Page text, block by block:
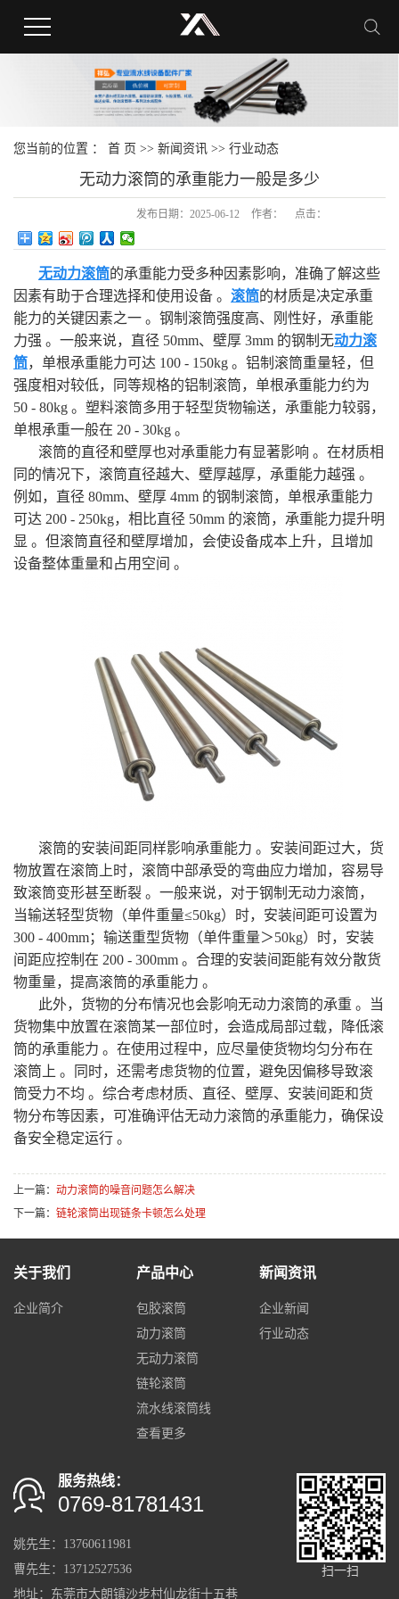
您当前的位置 ： 首 页 >> 新闻资讯 >> 行业动态
无动力滚筒的承重能力一般是多少
发布日期： 2025-06-12 作者： 点击：
无动力滚筒的承重能力受多种因素影响，准确了解这些
因素有助于合理选择和使用设备 。 滚筒的材质是决定承重
能力的关键因素之一 。钢制滚筒强度高、刚性好，承重能
力强 。一般来说，直径 50mm、壁厚 3mm 的钢制无动力滚
筒，单根承重能力可达 100 - 150kg 。铝制滚筒重量轻，但
强度相对较低，同等规格的铝制滚筒，单根承重能力约为
50 - 80kg 。塑料滚筒多用于轻型货物输送，承重能力较弱，
单根承重一般在 20 - 30kg 。
滚筒的直径和壁厚也对承重能力有显著影响 。在材质相
同的情况下，滚筒直径越大、壁厚越厚，承重能力越强 。
例如，直径 80mm、壁厚 4mm 的钢制滚筒，单根承重能力
可达 200 - 250kg，相比直径 50mm 的滚筒，承重能力提升明
显 。但滚筒直径和壁厚增加，会使设备成本上升，且增加
设备整体重量和占用空间 。
滚筒的安装间距同样影响承重能力 。安装间距过大，货
物放置在滚筒上时，滚筒中部承受的弯曲应力增加，容易导
致滚筒变形甚至断裂 。一般来说，对于钢制无动力滚筒，
当输送轻型货物（单件重量≤50kg）时，安装间距可设置为
300 - 400mm；输送重型货物（单件重量＞50kg）时，安装
间距应控制在 200 - 300mm 。合理的安装间距能有效分散货
物重量，提高滚筒的承重能力 。
此外，货物的分布情况也会影响无动力滚筒的承重 。当
货物集中放置在滚筒某一部位时，会造成局部过载，降低滚
筒的承重能力 。在使用过程中，应尽量使货物均匀分布在
滚筒上 。同时，还需考虑货物的位置，避免因偏移导致滚
筒受力不均 。综合考虑材质、直径、壁厚、安装间距和货
物分布等因素，可准确评估无动力滚筒的承重能力，确保设
备安全稳定运行 。
上一篇： 动力滚筒的噪音问题怎么解决
下一篇： 链轮滚筒出现链条卡顿怎么处理
关于我们
企业简介
产品中心
包胶滚筒
动力滚筒
无动力滚筒
链轮滚筒
流水线滚筒线
查看更多
新闻资讯
企业新闻
行业动态
服务热线：
0769-81781431
姚先生：13760611981
曹先生：13712527536
地址：东莞市大朗镇沙步村仙龙街十五巷
扫一扫